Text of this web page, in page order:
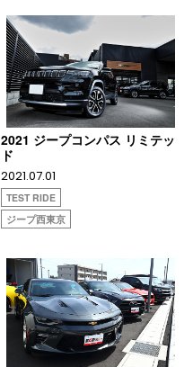
2021 ジープコンパス リミテッ
ド
2021.07.01
TEST RIDE
ジープ西東京